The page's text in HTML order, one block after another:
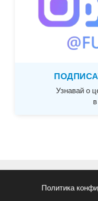
Узнавай о
Политика